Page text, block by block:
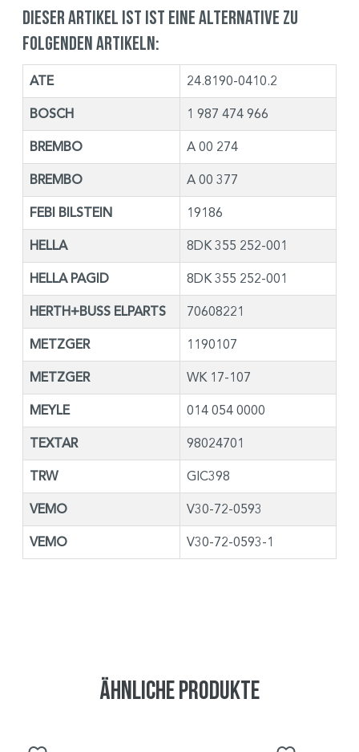
Dieser Artikel ist ist eine Alternative zu
folgenden Artikeln:
ATE 24.8190-0410.2
BOSCH 1 987 474 966
BREMBO A 00 274
BREMBO A 00 377
FEBI BILSTEIN 19186
HELLA 8DK 355 252-001
HELLA PAGID 8DK 355 252-001
HERTH+BUSS ELPARTS 70608221
METZGER 1190107
METZGER WK 17-107
MEYLE 014 054 0000
TEXTAR 98024701
TRW GIC398
VEMO V30-72-0593
VEMO V30-72-0593-1
Ähnliche Produkte